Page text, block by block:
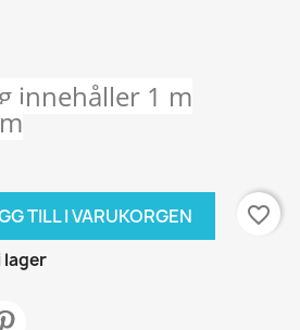
innehåller 1 m
TILL I VARUKORGEN
favorite_border
lager